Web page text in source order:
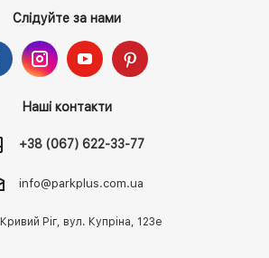
Слідуйте за нами
Наші контакти
+38 (067) 622-33-77
info@parkplus.com.ua
Кривий Ріг, вул. Купріна, 123е